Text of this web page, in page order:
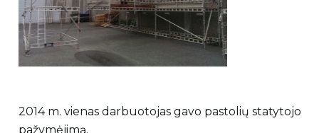
2014 m. vienas darbuotojas gavo pastolių statytojo
pažymėjimą.